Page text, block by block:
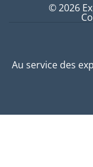
Au service des
© 2026